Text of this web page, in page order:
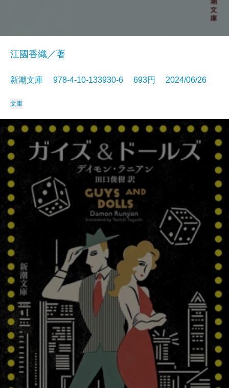
江國香織／著
新潮文庫 978-4-10-133930-6 693円 2024/06/26
文庫